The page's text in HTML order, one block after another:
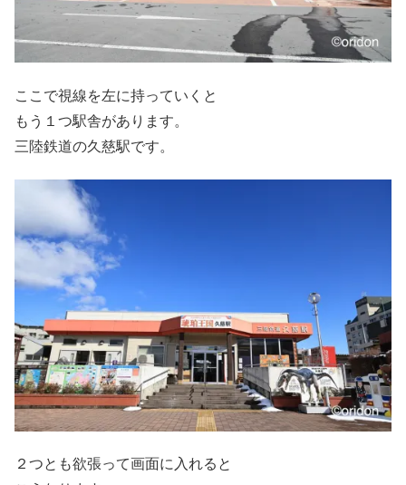
ここで視線を左に持っていくと
もう１つ駅舎があります。
三陸鉄道の久慈駅です。
２つとも欲張って画面に入れると